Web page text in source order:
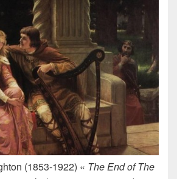
(1853-1922) « The End of The